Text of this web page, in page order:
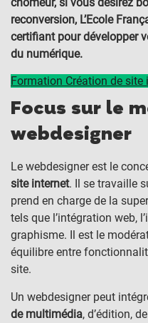
reconversion, L’Ecole
certifiant pour développer
du numérique.
Formation Création de site
Focus sur le
webdesigner
Le webdesigner est le
site internet. Il se travaille
prend en charge de la
tels que l’intégration web,
graphisme. Il est le
équilibre entre
site.
Un webdesigner peut
de multimédia, d’édition,